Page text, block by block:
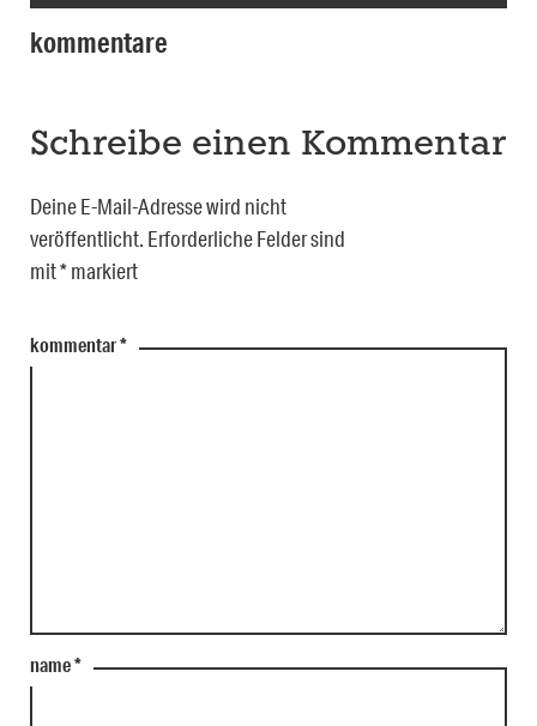
kommentare
Schreibe einen Kommentar
Deine E-Mail-Adresse wird nicht
veröffentlicht. Erforderliche Felder sind
mit*markiert
kommentar*
name*